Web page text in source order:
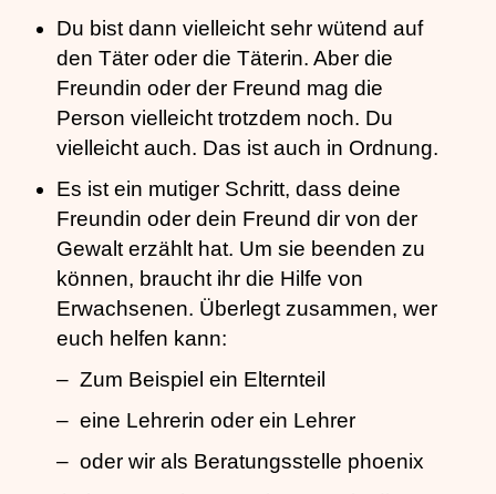
Du bist dann vielleicht sehr wütend auf
den Täter oder die Täterin. Aber die
Freundin oder der Freund mag die
Person vielleicht trotzdem noch. Du
vielleicht auch. Das ist auch in Ordnung.
Es ist ein mutiger Schritt, dass deine
Freundin oder dein Freund dir von der
Gewalt erzählt hat. Um sie beenden zu
können, braucht ihr die Hilfe von
Erwachsenen. Überlegt zusammen, wer
euch helfen kann:
Zum Beispiel ein Elternteil
eine Lehrerin oder ein Lehrer
oder wir als Beratungsstelle phoenix